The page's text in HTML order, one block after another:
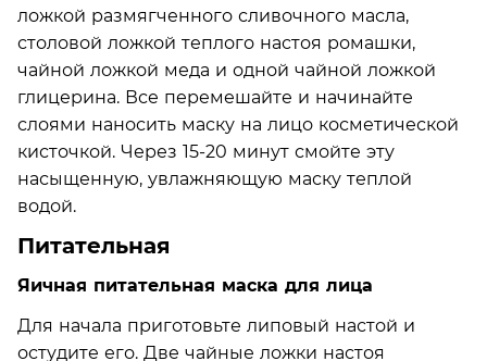
ложкой размягченного сливочного масла,
столовой ложкой теплого настоя ромашки,
чайной ложкой меда и одной чайной ложкой
глицерина. Все перемешайте и начинайте
слоями наносить маску на лицо косметической
кисточкой. Через 15-20 минут смойте эту
насыщенную, увлажняющую маску теплой
водой.
Питательная
Яичная питательная маска для лица
Для начала приготовьте липовый настой и
остудите его. Две чайные ложки настоя